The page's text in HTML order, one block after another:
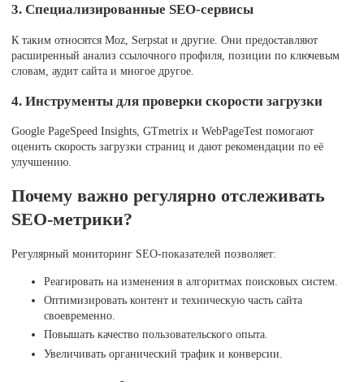
3. Специализированные SEO-сервисы
К таким относятся Moz, Serpstat и другие. Они предоставляют
расширенный анализ ссылочного профиля, позиции по ключевым
словам, аудит сайта и многое другое.
4. Инструменты для проверки скорости загрузки
Google PageSpeed Insights, GTmetrix и WebPageTest помогают
оценить скорость загрузки страниц и дают рекомендации по её
улучшению.
Почему важно регулярно отслеживать
SEO-метрики?
Регулярный мониторинг SEO-показателей позволяет:
Реагировать на изменения в алгоритмах поисковых систем.
Оптимизировать контент и техническую часть сайта
своевременно.
Повышать качество пользовательского опыта.
Увеличивать органический трафик и конверсии.